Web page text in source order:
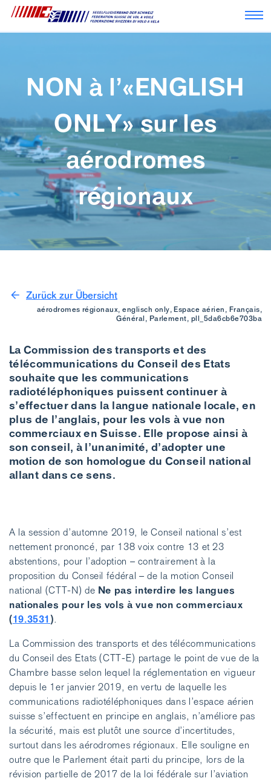
NON à l’«ENGLISH
ONLY» sur les
aérodromes
régionaux
Zurück zur Übersicht
aérodromes régionaux, englisch only, Espace aérien, Français,
Général, Parlement, pll_5da6cb6e703ba
La Commission des transports et des
télécommunications du Conseil des Etats
souhaite que les communications
radiotéléphoniques puissent continuer à
s’effectuer dans la langue nationale locale, en
plus de l’anglais, pour les vols à vue non
commerciaux en Suisse. Elle propose ainsi à
son conseil, à l’unanimité, d’adopter une
motion de son homologue du Conseil national
allant dans ce sens.
A la session d’automne 2019, le Conseil national s’est
nettement prononcé, par 138 voix contre 13 et 23
abstentions, pour l’adoption – contrairement à la
proposition du Conseil fédéral – de la motion Conseil
national (CTT-N) de Ne pas interdire les langues
nationales pour les vols à vue non commerciaux
(19.3531).
La Commission des transports et des télécommunications
du Conseil des Etats (CTT-E) partage le point de vue de la
Chambre basse selon lequel la réglementation en vigueur
depuis le 1er janvier 2019, en vertu de laquelle les
communications radiotéléphoniques dans l’espace aérien
suisse s’effectuent en principe en anglais, n’améliore pas
la sécurité, mais est plutôt une source d’incertitudes,
surtout dans les aérodromes régionaux. Elle souligne en
outre que le Parlement était parti du principe, lors de la
révision partielle de 2017 de la loi fédérale sur l’aviation